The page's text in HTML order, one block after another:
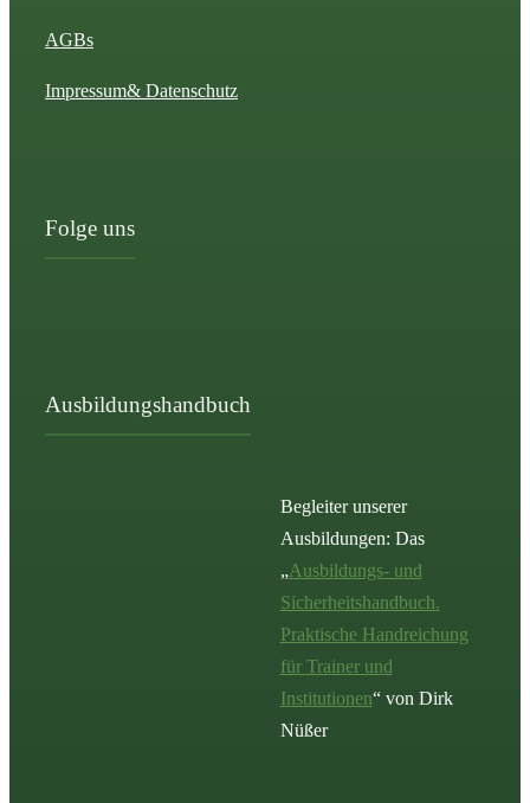
AGBs
Impressum& Datenschutz
Folge uns
Ausbildungshandbuch
Begleiter unserer
Ausbildungen: Das
„Ausbildungs- und
Sicherheitshandbuch.
Praktische Handreichung
für Trainer und
Institutionen“ von Dirk
Nüßer